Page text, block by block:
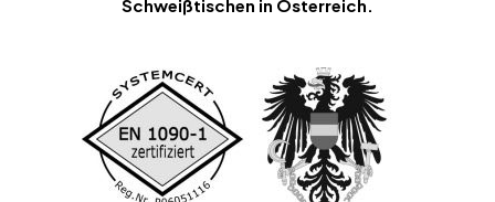
Schweißtischen in Österreich.